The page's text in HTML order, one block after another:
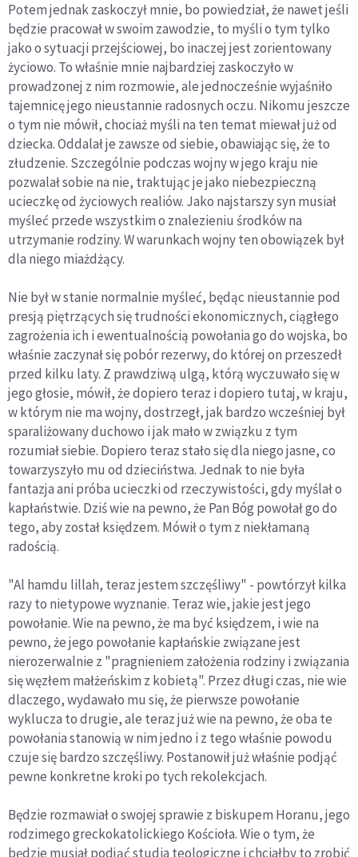
Potem jednak zaskoczył mnie, bo powiedział, że nawet jeśli
będzie pracował w swoim zawodzie, to myśli o tym tylko
jako o sytuacji przejściowej, bo inaczej jest zorientowany
życiowo. To właśnie mnie najbardziej zaskoczyło w
prowadzonej z nim rozmowie, ale jednocześnie wyjaśniło
tajemnicę jego nieustannie radosnych oczu. Nikomu jeszcze
o tym nie mówił, chociaż myśli na ten temat miewał już od
dziecka. Oddalał je zawsze od siebie, obawiając się, że to
złudzenie. Szczególnie podczas wojny w jego kraju nie
pozwalał sobie na nie, traktując je jako niebezpieczną
ucieczkę od życiowych realiów. Jako najstarszy syn musiał
myśleć przede wszystkim o znalezieniu środków na
utrzymanie rodziny. W warunkach wojny ten obowiązek był
dla niego miażdżący.
Nie był w stanie normalnie myśleć, będąc nieustannie pod
presją piętrzących się trudności ekonomicznych, ciągłego
zagrożenia ich i ewentualnością powołania go do wojska, bo
właśnie zaczynał się pobór rezerwy, do której on przeszedł
przed kilku laty. Z prawdziwą ulgą, którą wyczuwało się w
jego głosie, mówił, że dopiero teraz i dopiero tutaj, w kraju,
w którym nie ma wojny, dostrzegł, jak bardzo wcześniej był
sparaliżowany duchowo i jak mało w związku z tym
rozumiał siebie. Dopiero teraz stało się dla niego jasne, co
towarzyszyło mu od dzieciństwa. Jednak to nie była
fantazja ani próba ucieczki od rzeczywistości, gdy myślał o
kapłaństwie. Dziś wie na pewno, że Pan Bóg powołał go do
tego, aby został księdzem. Mówił o tym z niekłamaną
radością.
"Al hamdu lillah, teraz jestem szczęśliwy" - powtórzył kilka
razy to nietypowe wyznanie. Teraz wie, jakie jest jego
powołanie. Wie na pewno, że ma być księdzem, i wie na
pewno, że jego powołanie kapłańskie związane jest
nierozerwalnie z "pragnieniem założenia rodziny i związania
się węzłem małżeńskim z kobietą". Przez długi czas, nie wie
dlaczego, wydawało mu się, że pierwsze powołanie
wyklucza to drugie, ale teraz już wie na pewno, że oba te
powołania stanowią w nim jedno i z tego właśnie powodu
czuje się bardzo szczęśliwy. Postanowił już właśnie podjąć
pewne konkretne kroki po tych rekolekcjach.
Będzie rozmawiał o swojej sprawie z biskupem Horanu, jego
rodzimego greckokatolickiego Kościoła. Wie o tym, że
będzie musiał podjąć studia teologiczne i chciałby to zrobić